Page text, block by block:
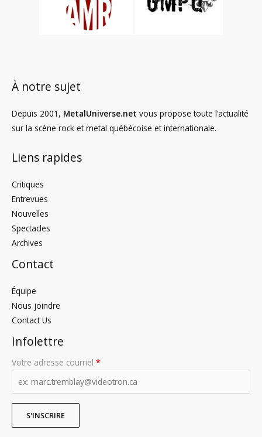
À notre sujet
Depuis 2001, MetalUniverse.net vous propose toute l’actualité
sur la scène rock et metal québécoise et internationale.
Liens rapides
Critiques
Entrevues
Nouvelles
Spectacles
Archives
Contact
Équipe
Nous joindre
Contact Us
Infolettre
Votre adresse courriel *